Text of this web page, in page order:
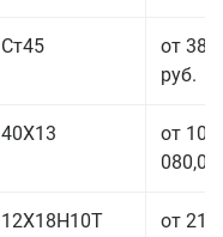
Ст45
от 38
руб.
40Х13
от 103
080,00
12Х18Н10Т
от 210